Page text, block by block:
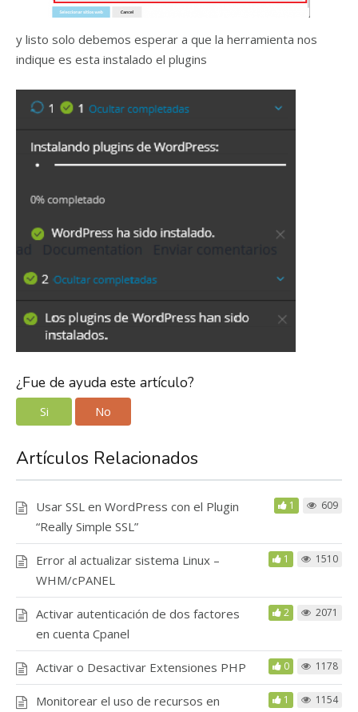
y listo solo debemos esperar a que la herramienta nos
indique es esta instalado el plugins
¿Fue de ayuda este artículo?
Si No
Artículos Relacionados
Usar SSL en WordPress con el Plugin
“Really Simple SSL”
1 609
Error al actualizar sistema Linux –
WHM/cPANEL
1 1510
Activar autenticación de dos factores
en cuenta Cpanel
2 2071
Activar o Desactivar Extensiones PHP 0 1178
Monitorear el uso de recursos en
1 1154